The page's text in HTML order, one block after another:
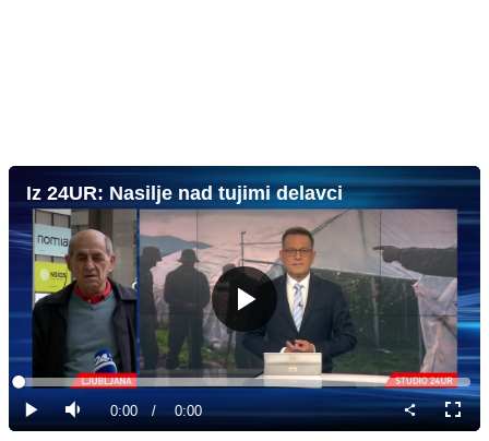
Iz 24UR: Nasilje nad tujimi delavci
Predvajaj
Predvajaj
Tiho Current
0:00 / Duration
0:00
Loaded:
0%
način